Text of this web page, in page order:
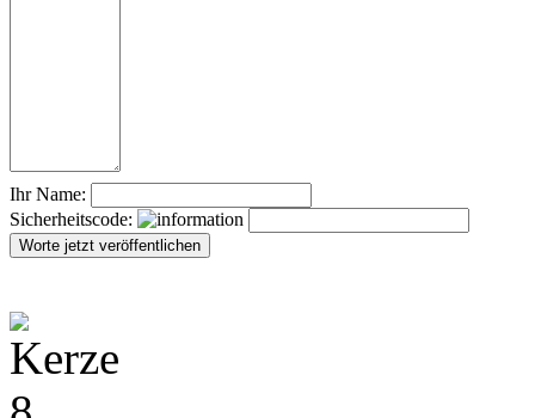
Ihr Name:
Sicherheitscode: